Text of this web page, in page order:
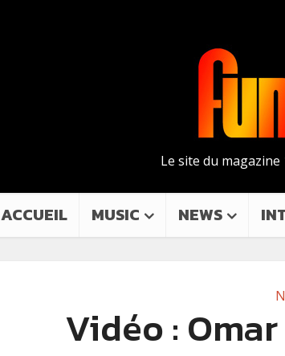
Le site du magazine
ACCUEIL MUSIC NEWS
Vidéo : Omar